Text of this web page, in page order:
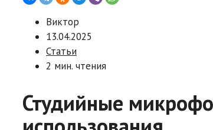
Виктор
13.04.2025
Статьи
2 мин. чтения
Студийные